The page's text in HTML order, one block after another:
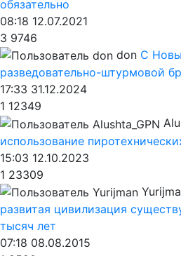
обязательно
08:18 12.07.2021
3 9746
don С
разведовательно-штурмовой
17:33 31.12.2024
1 12349
использование
15:03 12.10.2023
1 23309
развитая цивилизация
тысяч лет
07:18 08.08.2015